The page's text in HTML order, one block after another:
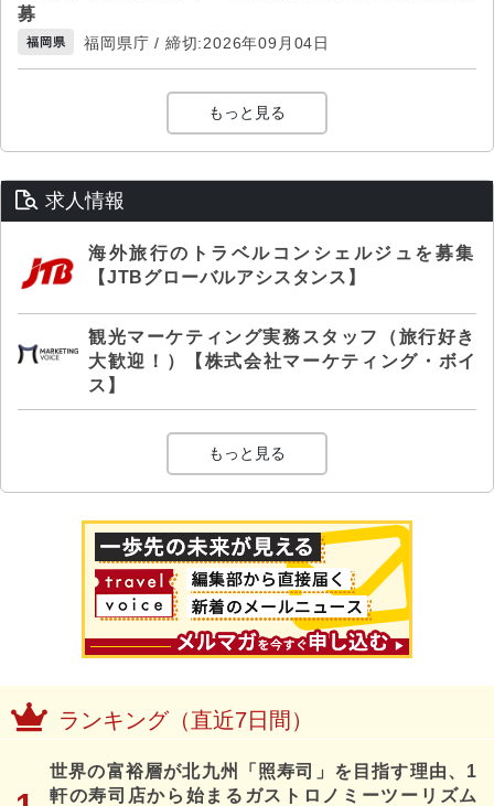
募
福岡県 福岡県庁 / 締切:2026年09月04日
もっと見る
求人情報
海外旅行のトラベルコンシェルジュを募集
【JTBグローバルアシスタンス】
観光マーケティング実務スタッフ（旅行好き
大歓迎！）【株式会社マーケティング・ボイ
ス】
もっと見る
ランキング（直近7日間）
世界の富裕層が北九州「照寿司」を目指す理由、1
軒の寿司店から始まるガストロノミーツーリズム